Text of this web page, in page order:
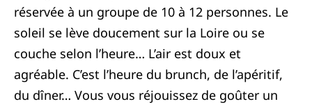
réservée à un groupe de 10 à 12 personnes. Le
soleil se lève doucement sur la Loire ou se
couche selon l’heure… L’air est doux et
agréable. C’est l’heure du brunch, de l’apéritif,
du dîner… Vous vous réjouissez de goûter un